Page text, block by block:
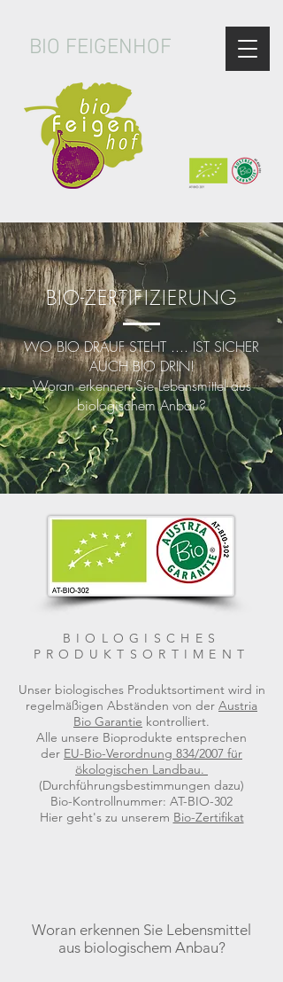
BIO FEIGENHOF
BIO-ZERTIFIZIERUNG
WO BIO DRAUF STEHT .... IST SICHER
AUCH BIO DRIN!
Woran erkennen Sie Lebensmittel aus
biologischem Anbau?
BIOLOGISCHES
PRODUKTSORTIMENT
Unser biologisches Produktsortiment wird in
regelmäßigen Abständen von der Austria
Bio Garantie kontrolliert.
Alle unsere Bioprodukte entsprechen
der EU-Bio-Verordnung 834/2007 für
ökologischen Landbau.
(Durchführungsbestimmungen dazu)
Bio-Kontrollnummer: AT-BIO-302
Hier geht's zu unserem Bio-Zertifikat
Woran erkennen Sie Lebensmittel
aus biologischem Anbau?